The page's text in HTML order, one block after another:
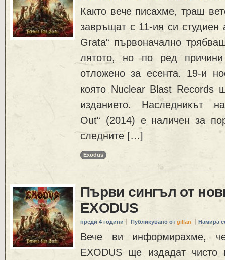
Както вече писахме, траш
завръщат с 11-ия си студиен
Grata“ първоначално
лятото, но по ред
отложено за есента. 19-и
която Nuclear Blast Records
изданието. Наследникът
Out“ (2014) е наличен за
следните […]
Exodus
Първи сингъл от
EXODUS
преди 4 години Публикувано от gillan Намира
Вече ви информирахме,
EXODUS ще издадат чисто